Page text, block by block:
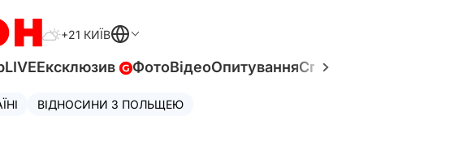
+21 КИЇВ
LIVEЕксклюзив ФотоВідеоОпитуванняСпецпроєкти
ВІДНОСИНИ З ПОЛЬЩЕЮ